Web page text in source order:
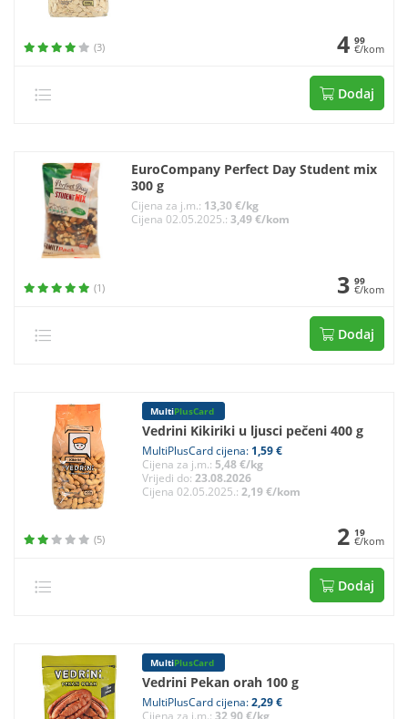
(3) 4 99
€/kom
Dodaj
EuroCompany Perfect Day Student mix
300 g
Cijena za j.m.: 13,30 €/kg
Cijena 02.05.2025.: 3,49 €/kom
(1) 3 99
€/kom
Dodaj
MultiPlusCard
Vedrini Kikiriki u ljusci pečeni 400 g
MultiPlusCard cijena: 1,59 €
Cijena za j.m.: 5,48 €/kg
Vrijedi do: 23.08.2026
Cijena 02.05.2025.: 2,19 €/kom
(5) 2 19
€/kom
Dodaj
MultiPlusCard
Vedrini Pekan orah 100 g
MultiPlusCard cijena:2,29 €
Cijena za j.m.: 32,90 €/kg